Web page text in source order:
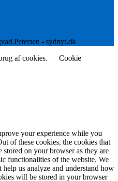
Petersen - sydnyt.dk
af cookies.
Cookie
your experience while you
of these cookies, the cookies that
stored on your browser as they are
functionalities of the website. We
us analyze and understand how
will be stored in your browser